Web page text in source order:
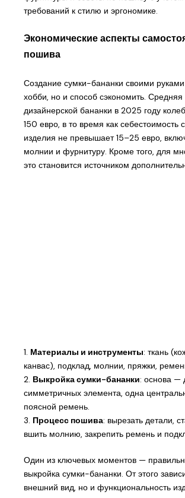
требований к стилю и эргономике.
Экономические аспекты
пошива
Создание сумки-бананки своими
хобби, но и способ сэкономить. Средняя
дизайнерской бананки в 2025 году
150 евро, в то время как себестоимость
изделия не превышает 15–25 евро,
молнии и фурнитуру. Кроме того, для
это становится источником
1. Материалы и инструменты: ткань
канвас), подклад, молнии, пряжки,
2. Выкройка сумки-бананки: основа —
симметричных элемента, одна
поясной ремень.
3. Процесс пошива: вырезать детали,
вшить молнию, закрепить ремень и
Один из ключевых моментов —
выкройка сумки-бананки. От этого
внешний вид, но и функциональность